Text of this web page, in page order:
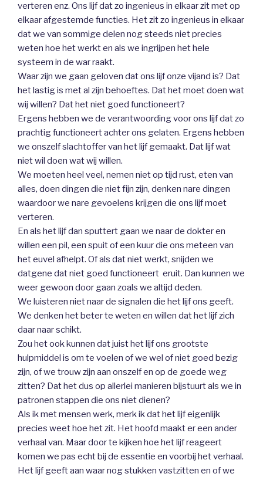
verteren enz. Ons lijf dat zo ingenieus in elkaar zit met op
elkaar afgestemde functies. Het zit zo ingenieus in elkaar
dat we van sommige delen nog steeds niet precies
weten hoe het werkt en als we ingrijpen het hele
systeem in de war raakt.
Waar zijn we gaan geloven dat ons lijf onze vijand is? Dat
het lastig is met al zijn behoeftes. Dat het moet doen wat
wij willen? Dat het niet goed functioneert?
Ergens hebben we de verantwoording voor ons lijf dat zo
prachtig functioneert achter ons gelaten. Ergens hebben
we onszelf slachtoffer van het lijf gemaakt. Dat lijf wat
niet wil doen wat wij willen.
We moeten heel veel, nemen niet op tijd rust, eten van
alles, doen dingen die niet fijn zijn, denken nare dingen
waardoor we nare gevoelens krijgen die ons lijf moet
verteren.
En als het lijf dan sputtert gaan we naar de dokter en
willen een pil, een spuit of een kuur die ons meteen van
het euvel afhelpt. Of als dat niet werkt, snijden we
datgene dat niet goed functioneert eruit. Dan kunnen we
weer gewoon door gaan zoals we altijd deden.
We luisteren niet naar de signalen die het lijf ons geeft.
We denken het beter te weten en willen dat het lijf zich
daar naar schikt.
Zou het ook kunnen dat juist het lijf ons grootste
hulpmiddel is om te voelen of we wel of niet goed bezig
zijn, of we trouw zijn aan onszelf en op de goede weg
zitten? Dat het dus op allerlei manieren bijstuurt als we in
patronen stappen die ons niet dienen?
Als ik met mensen werk, merk ik dat het lijf eigenlijk
precies weet hoe het zit. Het hoofd maakt er een ander
verhaal van. Maar door te kijken hoe het lijf reageert
komen we pas echt bij de essentie en voorbij het verhaal.
Het lijf geeft aan waar nog stukken vastzitten en of we